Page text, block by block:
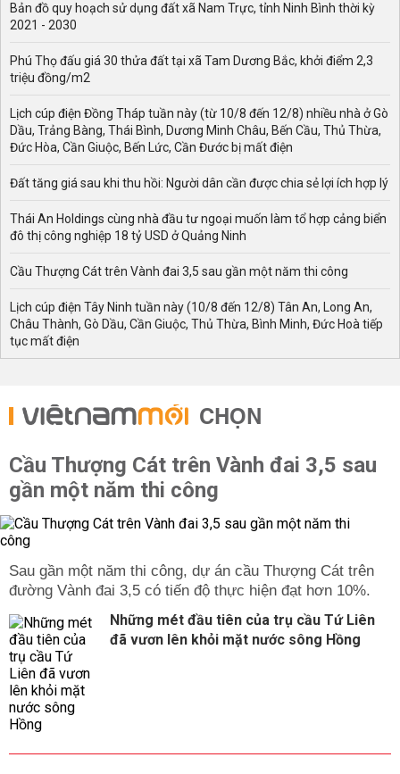
Bản đồ quy hoạch sử dụng đất xã Nam Trực, tỉnh Ninh Bình thời kỳ
2021 - 2030
Phú Thọ đấu giá 30 thửa đất tại xã Tam Dương Bắc, khởi điểm 2,3
triệu đồng/m2
Lịch cúp điện Đồng Tháp tuần này (từ 10/8 đến 12/8) nhiều nhà ở Gò
Dầu, Trảng Bàng, Thái Bình, Dương Minh Châu, Bến Cầu, Thủ Thừa,
Đức Hòa, Cần Giuộc, Bến Lức, Cần Đước bị mất điện
Đất tăng giá sau khi thu hồi: Người dân cần được chia sẻ lợi ích hợp lý
Thái An Holdings cùng nhà đầu tư ngoại muốn làm tổ hợp cảng biển
đô thị công nghiệp 18 tỷ USD ở Quảng Ninh
Cầu Thượng Cát trên Vành đai 3,5 sau gần một năm thi công
Lịch cúp điện Tây Ninh tuần này (10/8 đến 12/8) Tân An, Long An,
Châu Thành, Gò Dầu, Cần Giuộc, Thủ Thừa, Bình Minh, Đức Hoà tiếp
tục mất điện
CHỌN
Cầu Thượng Cát trên Vành đai 3,5 sau
gần một năm thi công
Sau gần một năm thi công, dự án cầu Thượng Cát trên
đường Vành đai 3,5 có tiến độ thực hiện đạt hơn 10%.
Những mét đầu tiên của trụ cầu Tứ Liên
đã vươn lên khỏi mặt nước sông Hồng